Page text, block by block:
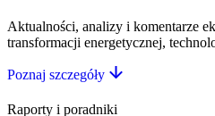
Aktualności, analizy i komentarze
transformacji energetycznej,
Poznaj szczegóły
Raporty i poradniki